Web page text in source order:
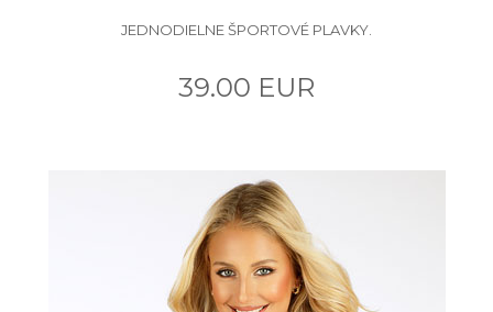
JEDNODIELNE ŠPORTOVÉ PLAVKY.
39.00 EUR